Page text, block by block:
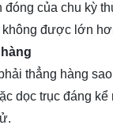
đóng của chu kỳ
được lớn
thẳng hàng
dọc trục đáng